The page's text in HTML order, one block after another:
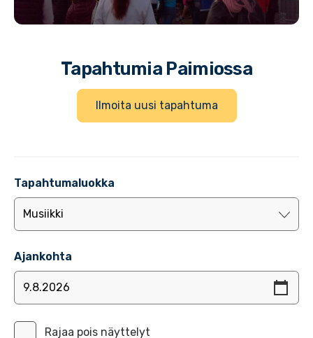
Tapahtumia Paimiossa
Ilmoita uusi tapahtuma
Tapahtumaluokka
Ajankohta
Rajaa pois näyttelyt